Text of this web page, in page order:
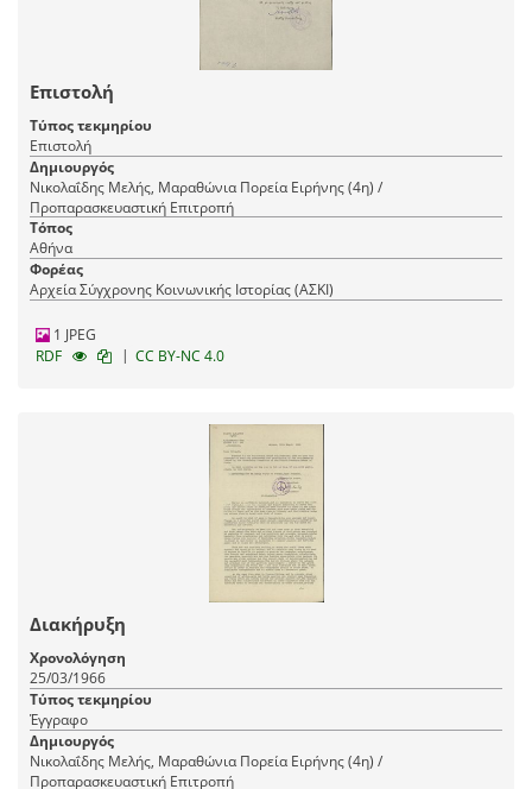
Επιστολή
Τύπος τεκμηρίου
Επιστολή
Δημιουργός
Νικολαΐδης Μελής, Μαραθώνια Πορεία Ειρήνης (4η) /
Προπαρασκευαστική Επιτροπή
Τόπος
Αθήνα
Φορέας
Αρχεία Σύγχρονης Κοινωνικής Ιστορίας (ΑΣΚΙ)
1 JPEG
RDF
| CC BY-NC 4.0
Διακήρυξη
Χρονολόγηση
25/03/1966
Τύπος τεκμηρίου
Έγγραφο
Δημιουργός
Νικολαΐδης Μελής, Μαραθώνια Πορεία Ειρήνης (4η) /
Προπαρασκευαστική Επιτροπή